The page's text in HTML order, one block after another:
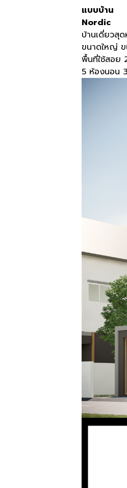
แบบบ้าน
Nordic
บ้านเดี่ยวสุ
ขนาดใหญ่
พื้นที่ใช้สอย
5 ห้องนอน